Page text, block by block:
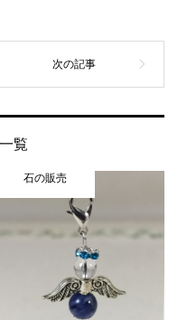
覧
石の販売